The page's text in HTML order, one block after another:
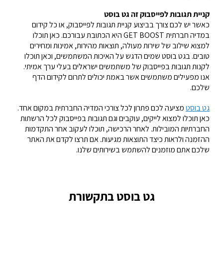
קניית תגובות לפייסבוק זה גט בוסט
כאשר יש לכם צורך בביצוע קניית תגובות לפייסבוק, או כל קידום
במדיה חברתית GET BOOST היא הכתובת עבורכם. כאן תוכלו
למצוא שילוב של שירות מעולה, תוצאות מהירות, אמינות ומחירים
טובים. בגט בוסט שמים הדגש על האיכות המשתמשים, וכאן תוכלו
לקנות תגובות בפייסבוק של משתמשים ישראלים בעלי ערך אמיתי.
אנו מפעילים משתמשים אשר באמת יכולים לתרום לקידום הדף
שלכם.
גט בוסטמציעה לכם פתרון לכל צורכי המדיה החברתית במקום אחד.
כאן תוכלו למצוא לייקים, עוקבים וגם תגובות בפייסבוק לכל הרשתות
החברתיות המובילות. לאחר הרכישה, תוכלו לעקוב אחר התקדמות
ההזמנה ולראות כיצד התוצאות מגיעות. אם תרצו לקדם את האתר
שלכם אתם מוזמנים להשתמש בשירותים שלנו.
גט בוסט בתקשורת